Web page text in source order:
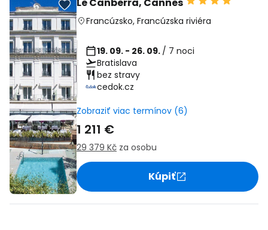
Francúzsko, Francúzska riviéra
19. 09. - 26. 09. / 7 noci
Bratislava
bez stravy
cedok.cz
Zobraziť viac termínov (6)
1 211 €
29 379 Kč za osobu
Kúpiť